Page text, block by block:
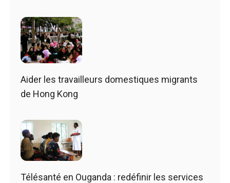
Aider les travailleurs domestiques migrants
de Hong Kong
Télésanté en Ouganda : redéfinir les services